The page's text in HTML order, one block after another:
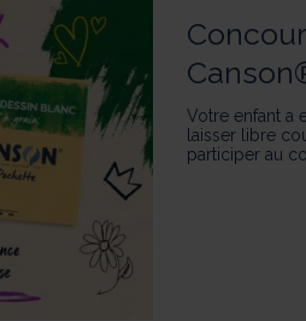
Votre enfant a
laisser libre
participer au